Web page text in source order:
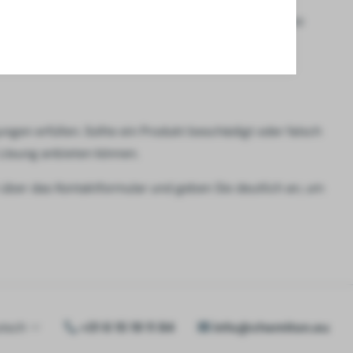
nicht vorrätig sein, informieren wir Sie so
erfüllen. Sollte ein Produkt beschädigt oder falsch
anbieten können.
das Kontaktformular und geben Sie deutlich an, um
+31 6 15 19 11 84 info@chemiton.eu